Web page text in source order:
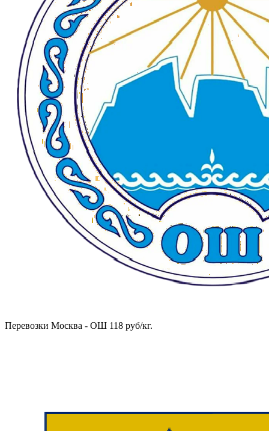
Перевозки Москва - ОШ 118 руб/кг.